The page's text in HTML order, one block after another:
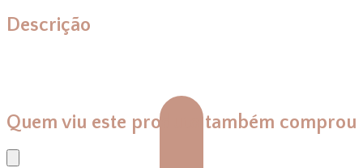
Descrição
Quem viu este produto também comprou